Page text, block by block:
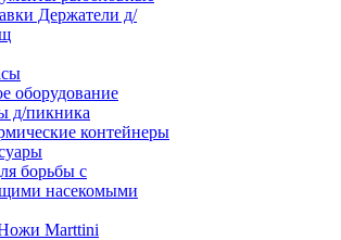
Держатели д/
оборудование
д/пикника
контейнеры
борьбы с
насекомыми
Marttini